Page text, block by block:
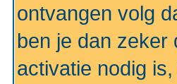
ontvangen volg
ben je dan zeker
activatie nodig